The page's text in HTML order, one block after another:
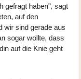
gefragt haben", sagt
auf den
wir sind gerade aus
sogar wollte, dass
auf die Knie geht